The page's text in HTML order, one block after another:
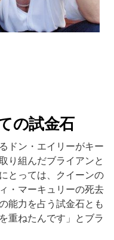
の試金石
ドン・エイリーがキー
り組んだブライアンと
とっては、クイーンの
・マーキュリーの死去
能力を占う試金石とも
重ねたんです」とブラ